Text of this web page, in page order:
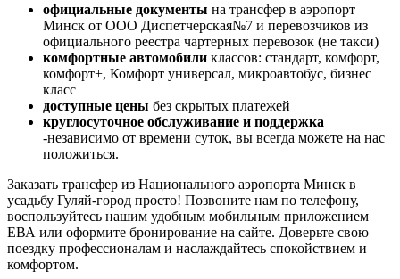
официальные документы на трансфер в аэропорт
Минск от ООО Диспетчерская№7 и перевозчиков из
официального реестра чартерных перевозок (не такси)
комфортные автомобили классов: стандарт, комфорт,
комфорт+, Комфорт универсал, микроавтобус, бизнес
класс
доступные цены без скрытых платежей
круглосуточное обслуживание и поддержка
-независимо от времени суток, вы всегда можете на нас
положиться.
Заказать трансфер из Национального аэропорта Минск в
усадьбу Гуляй-город просто! Позвоните нам по телефону,
воспользуйтесь нашим удобным мобильным приложением
ЕВА или оформите бронирование на сайте. Доверьте свою
поездку профессионалам и наслаждайтесь спокойствием и
комфортом.